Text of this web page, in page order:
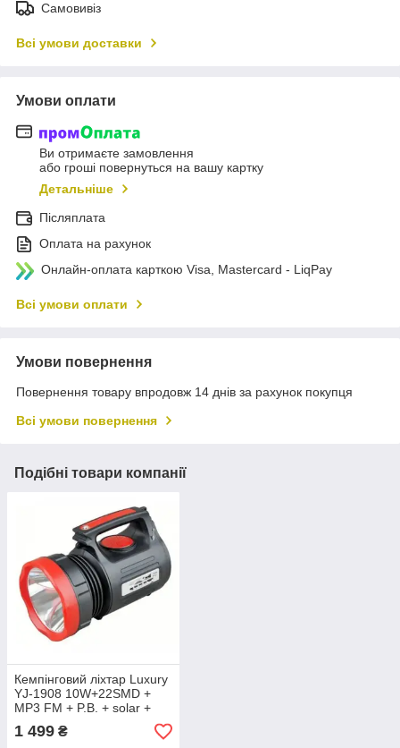
Самовивіз
Всі умови доставки
Умови оплати
Ви отримаєте замовлення
або гроші повернуться на вашу картку
Детальніше
Післяплата
Оплата на рахунок
Онлайн-оплата карткою Visa, Mastercard - LiqPay
Всі умови оплати
Умови повернення
Повернення товару впродовж 14 днів за рахунок покупця
Всі умови повернення
Подібні товари компанії
Кемпінговий ліхтар Luxury
YJ-1908 10W+22SMD +
MP3 FM + P.B. + solar +
1 499 ₴